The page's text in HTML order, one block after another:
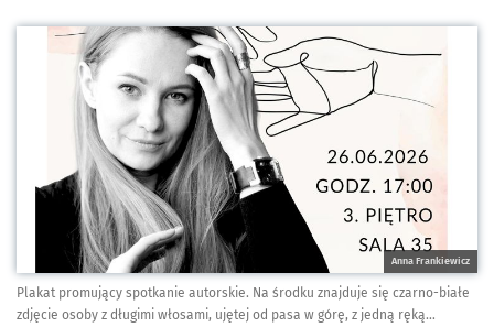
Kliknij, aby powiększyć
Anna Frankiewicz
Plakat promujący spotkanie autorskie. Na środku znajduje się czarno-białe
zdjęcie osoby z długimi włosami, ujętej od pasa w górę, z jedną ręką